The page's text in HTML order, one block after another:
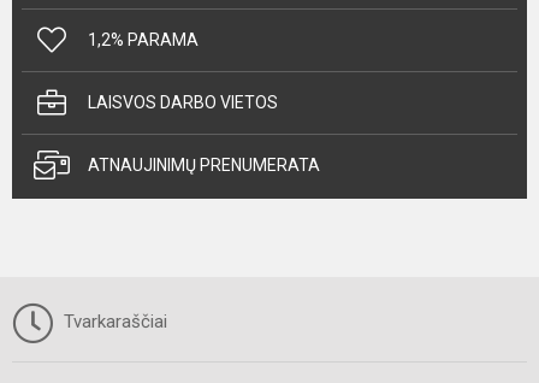
1,2% PARAMA
LAISVOS DARBO VIETOS
ATNAUJINIMŲ PRENUMERATA
Tvarkaraščiai